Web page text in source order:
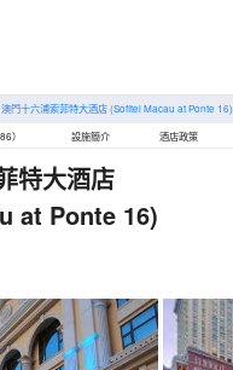
澳門十六浦索菲特大酒店(Sofitel Macau at Ponte 16)
） 設施簡介 酒店政策
特大酒店
at Ponte 16)